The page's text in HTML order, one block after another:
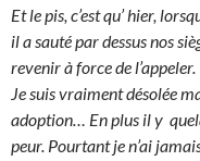
Et le pis, c’est qu’ hier,
il a sauté par dessus nos
revenir à force de l’appeler.
Je suis vraiment désolée
adoption… En plus il y
peur. Pourtant je n’ai